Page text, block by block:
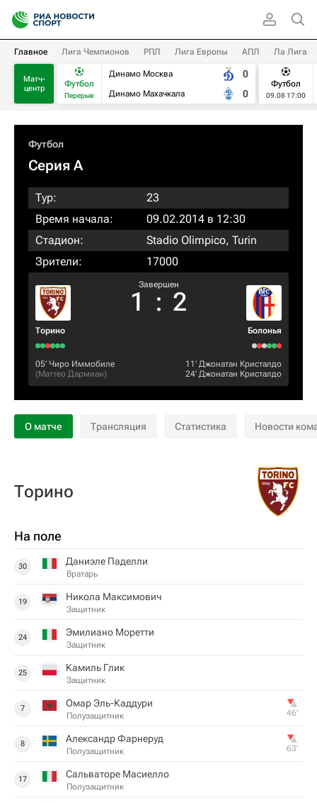
Главное Лига Чемпионов РПЛ Лига Европы АПЛ Ла Лига
Матч-
центр
Футбол
Перерыв
Динамо Москва
Динамо Махачкала
0
0
Футбол
09.08 17:00
Футбол
Серия А
Тур:
23
Время начала:
09.02.2014 в 12:30
Стадион:
Stadio Olimpico, Turin
Зрители:
17000
Торино
Завершен
1 : 2
Болонья
05‎’‎ Чиро Иммобиле
(Маттео Дармиан)
11‎’‎ Джонатан Кристалдо
24‎’‎ Джонатан Кристалдо
О матче Трансляция Статистика Новости
Торино
На поле
30 Даниэле Паделли
Вратарь
19 Никола Максимович
Защитник
24 Эмилиано Моретти
Защитник
25 Камиль Глик
Защитник
7 Омар Эль-Каддури
Полузащитник 46‎’‎
8 Александр Фарнеруд
Полузащитник 63‎’‎
17 Сальваторе Масиелло
Полузащитник